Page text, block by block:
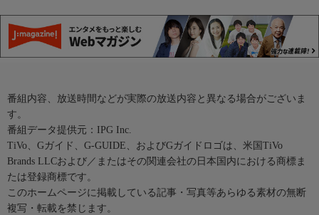
番組内容、放送時間などが実際の放送内容と異なる場合がございま
す。
番組データ提供元：IPG Inc.
TiVo、Gガイド、G-GUIDE、およびGガイドロゴは、米国TiVo
Brands LLCおよび／またはその関連会社の日本国内における商標ま
たは登録商標です。
このホームページに掲載している記事・写真等あらゆる素材の無断
複写・転載を禁じます。